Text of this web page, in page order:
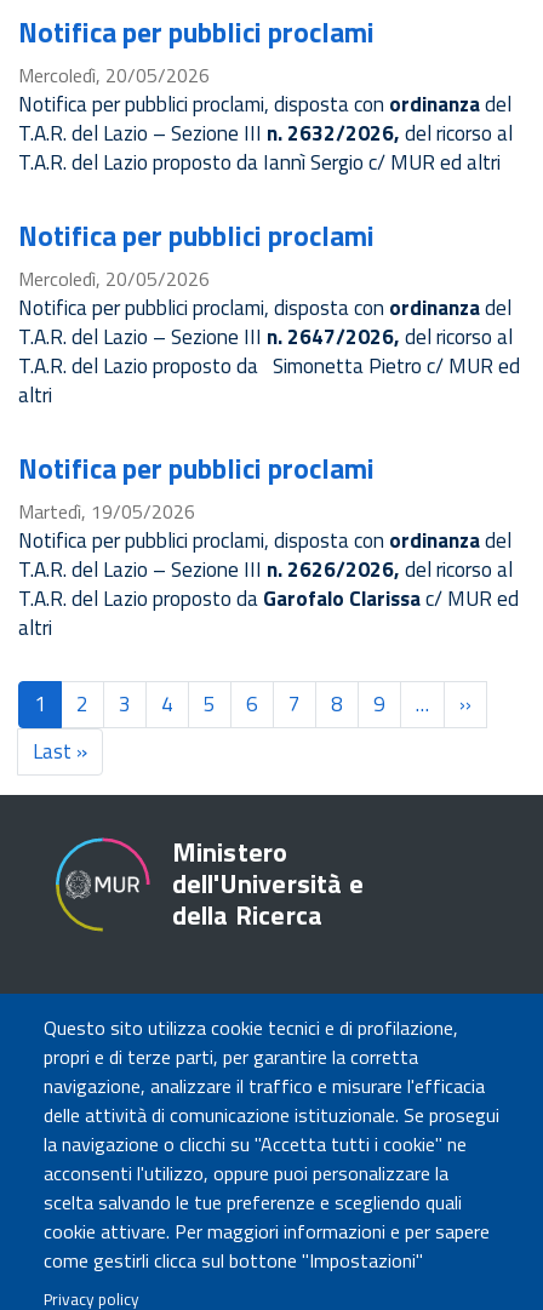
Questo sito utilizza cookie tecnici e di profilazione,
propri e di terze parti, per garantire la corretta
navigazione, analizzare il traffico e misurare l'efficacia
delle attività di comunicazione istituzionale. Se prosegui
la navigazione o clicchi su "Accetta tutti i cookie" ne
acconsenti l'utilizzo, oppure puoi personalizzare la
scelta salvando le tue preferenze e scegliendo quali
cookie attivare. Per maggiori informazioni e per sapere
come gestirli clicca sul bottone "Impostazioni"
Privacy policy
Notifica per pubblici proclami
Mercoledì, 20/05/2026
Notifica per pubblici proclami, disposta con ordinanzadel
T.A.R. del Lazio – Sezione III n. 2632/2026,del ricorso al
T.A.R. del Lazio proposto da Iannì Sergio c/ MUR ed altri
Notifica per pubblici proclami
Mercoledì, 20/05/2026
Notifica per pubblici proclami, disposta con ordinanzadel
T.A.R. del Lazio – Sezione III n. 2647/2026,del ricorso al
T.A.R. del Lazio proposto da Simonetta Pietro c/ MUR ed
altri
Notifica per pubblici proclami
Martedì, 19/05/2026
Notifica per pubblici proclami, disposta con ordinanzadel
T.A.R. del Lazio – Sezione III n. 2626/2026,del ricorso al
T.A.R. del Lazioproposto daGarofalo Clarissac/ MUR ed
altri
Paginazione
1 2 3 4 5 6 7 8 9 … ››
Last »
pagina
Ministero
dell'Università e
della Ricerca
TRASPARENZA
Amministrazione Trasparente
Atti di notifica
Albo online
Concorsi
COMUNICA CON NOI
Urp
Posta elettronica certificata
Sedi e contatti